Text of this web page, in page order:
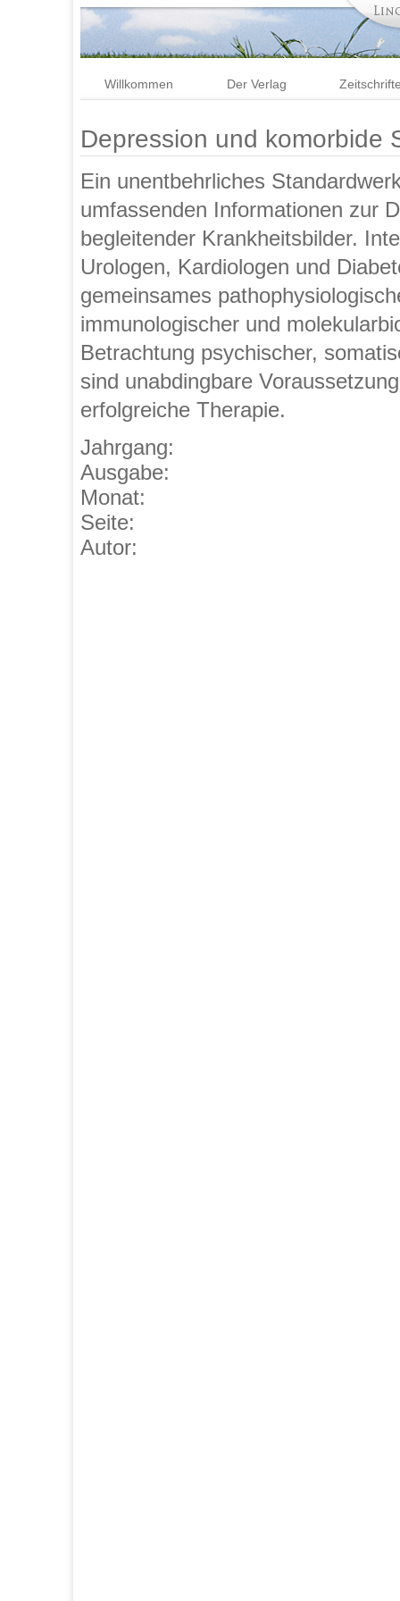
Willkommen Der Verlag
Depression und komorbide
Ein unentbehrliches
umfassenden Informationen zur
begleitender Krankheitsbilder.
Urologen, Kardiologen und
gemeinsames
immunologischer und
Betrachtung psychischer,
sind unabdingbare
erfolgreiche Therapie.
Jahrgang:
Ausgabe:
Monat:
Seite:
Autor: